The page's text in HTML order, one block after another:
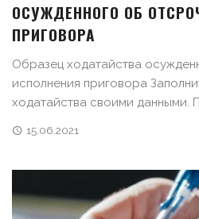
ОСУЖДЕННОГО ОБ
ПРИГОВОРА
Образец ходатайства
исполнения приговора
ходатайства своими данными.
15.06.2021